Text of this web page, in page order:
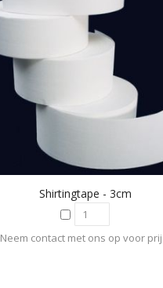
Shirtingtape - 3cm
Neem contact met ons op voor